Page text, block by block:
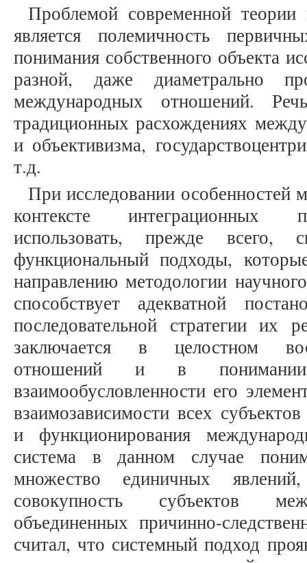
Проблемой современной
является полемичность
понимания собственного объекта
разной, даже диаметрально
международных отношений.
традиционных расхождениях
и объективизма,
т.д.
При исследовании
контексте интеграционных
использовать, прежде всего,
функциональный подходы,
направлению методологии
способствует адекватной
последовательной стратегии их
заключается в целостном
отношений и в понимании
взаимообусловленности его
взаимозависимости всех
и функционирования
система в данном случае
множество единичных
совокупность субъектов
объединенных причинно-
считал, что системный подход